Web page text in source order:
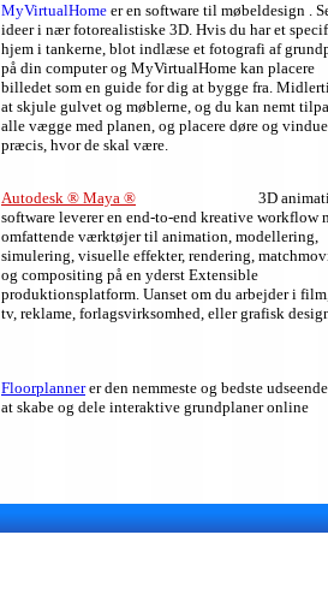
MyVirtualHome er en software til møbeldesign .
ideer i nær fotorealistiske 3D. Hvis du har et
hjem i tankerne, blot indlæse et fotografi af
på din computer og MyVirtualHome kan placere
billedet som en guide for dig at bygge fra.
at skjule gulvet og møblerne, og du kan nemt
alle vægge med planen, og placere døre og
præcis, hvor de skal være.
Autodesk ® Maya ®
3D
software leverer en end-to-end kreative workflow
omfattende værktøjer til animation, modellering,
simulering, visuelle effekter, rendering,
og compositing på en yderst Extensible
produktionsplatform. Uanset om du arbejder i
tv, reklame, forlagsvirksomhed, eller grafisk
Floorplannerer den nemmeste og bedste
at skabe og dele interaktive grundplaner online